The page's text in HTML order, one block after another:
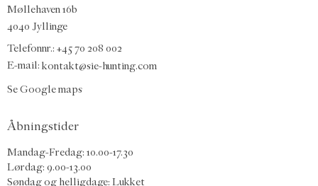
Møllehaven 16b
4040 Jyllinge
Telefonnr.: +45 70 208 002
E-mail: kontakt@sie-hunting.com
Se Google maps
Åbningstider
Mandag-Fredag: 10.00-17.30
Lørdag: 9.00-13.00
Søndag og helligdage: Lukket